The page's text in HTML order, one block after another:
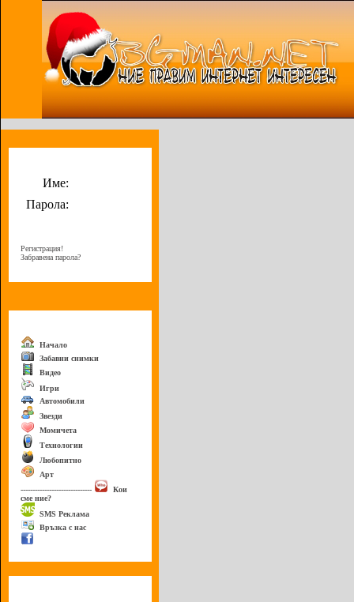
Име:
Парола:
Регистрация!
Забравена парола?
Начало
Забавни снимки
Видео
Игри
Автомобили
Звезди
Момичета
Технологии
Любопитно
Арт
------------------------------
Кои
сме ние?
SMS Реклама
Връзка с нас